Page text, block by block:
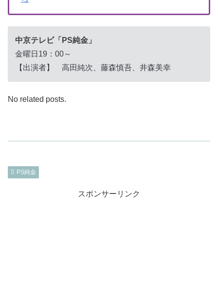
中京テレビ「PS純金」
金曜日19：00～
【出演者】 高田純次、藤森慎吾、井森美幸
No related posts.
PS純金
スポンサーリンク